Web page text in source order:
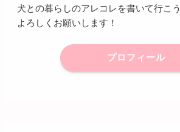
犬との暮らしのアレコレを書いて行こ
よろしくお願いします！
プロフィール